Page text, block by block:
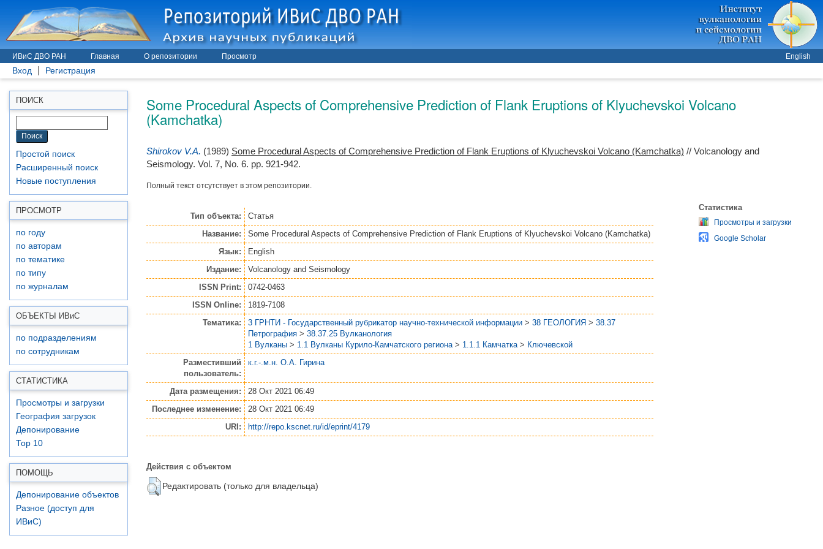
ИВиС ДВО РАН Главная О репозитории Просмотр English
Вход Регистрация
ПОИСК
Простой поиск
Расширенный поиск
Новые поступления
ПРОСМОТР
по году
по авторам
по тематике
по типу
по журналам
ОБЪЕКТЫ ИВиС
по подразделениям
по сотрудникам
СТАТИСТИКА
Просмотры и загрузки
География загрузок
Депонирование
Top 10
ПОМОЩЬ
Депонирование объектов
Разное (доступ для
ИВиС)
Some Procedural Aspects of Comprehensive Prediction of Flank Eruptions of Klyuchevskoi Volcano
(Kamchatka)
Shirokov V.A. (1989) Some Procedural Aspects of Comprehensive Prediction of Flank Eruptions of Klyuchevskoi Volcano (Kamchatka) // Volcanology and
Seismology. Vol. 7, No. 6. pp. 921-942.
Полный текст отсутствует в этом репозитории.
Тип объекта:
Статья
Название:
Some Procedural Aspects of Comprehensive Prediction of Flank Eruptions of Klyuchevskoi Volcano (Kamchatka)
Язык:
English
Издание:
Volcanology and Seismology
ISSN Print:
0742-0463
ISSN Online:
1819-7108
Тематика:
3 ГРНТИ - Государственный рубрикатор научно-технической информации > 38 ГЕОЛОГИЯ > 38.37
Петрография > 38.37.25 Вулканология
1 Вулканы > 1.1 Вулканы Курило-Камчатского региона > 1.1.1 Камчатка > Ключевской
Разместивший
пользователь:
к.г.-.м.н. О.А. Гирина
Дата размещения:
28 Окт 2021 06:49
Последнее изменение:
28 Окт 2021 06:49
URI:
http://repo.kscnet.ru/id/eprint/4179
Действия с объектом
Редактировать (только для владельца)
Статистика
Просмотры и загрузки
Google Scholar